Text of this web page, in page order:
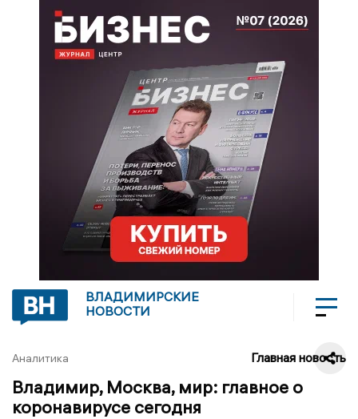
ВЛАДИМИРСКИЕ
НОВОСТИ
Аналитика Главная новость
Владимир, Москва, мир: главное о
коронавирусе сегодня